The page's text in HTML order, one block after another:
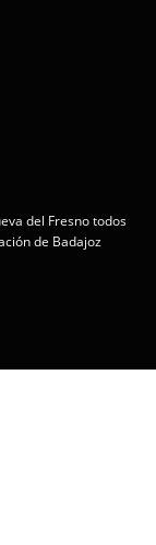
del Fresno todos
de Badajoz